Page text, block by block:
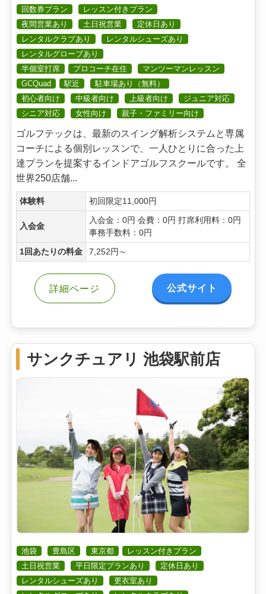
回数券プラン
レッスン付きプラン
夜間営業あり
土日祝営業
定休日あり
レンタルクラブあり
レンタルシューズあり
レンタルグローブあり
半個室打席
プロコーチ在住
マンツーマンレッスン
GCQuad
駅近
駐車場あり（無料）
初心者向け
中級者向け 上級者向け
ジュニア対応
シニア対応
女性向け 親子・ファミリー向け
ゴルフテックは、最新のスイング解析システムと専属
コーチによる個別レッスンで、一人ひとりに合った上
達プランを提案するインドアゴルフスクールです。 全
世界250店舗...
体験料 初回限定11,000円
入会金
入会金：0円 会費：0円 打席利用料：0円
事務手数料：0円
1回あたりの料金 7,252円～
詳細ページ 公式サイト
サンクチュアリ 池袋駅前店
池袋 豊島区 東京都
レッスン付きプラン
土日祝営業
平日限定プランあり
定休日あり
レンタルシューズあり
更衣室あり